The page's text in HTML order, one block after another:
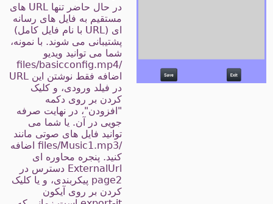
در حال حاضر تنها URL های
مستقیم به فایل های رسانه
ای (URL با نام فایل کامل)
پشتیبانی می شوند. با نمونه،
شما می توانید ویدیو
/files/basicconfig.mp4
اضافه فقط نوشتن این URL
در فیلد ورودی، و کلیک
کردن بر روی دکمه
"افزودن"، در نهایت صرفه
جویی در آن. یا شما می
توانید فایل های صوتی مانند
/files/Music1.mp3 اضافه
کنید. پنجره محاوره ای
ExternalUrl دسترس در
page2 پیکربندی، و یا کلیک
کردن بر روی آیکون